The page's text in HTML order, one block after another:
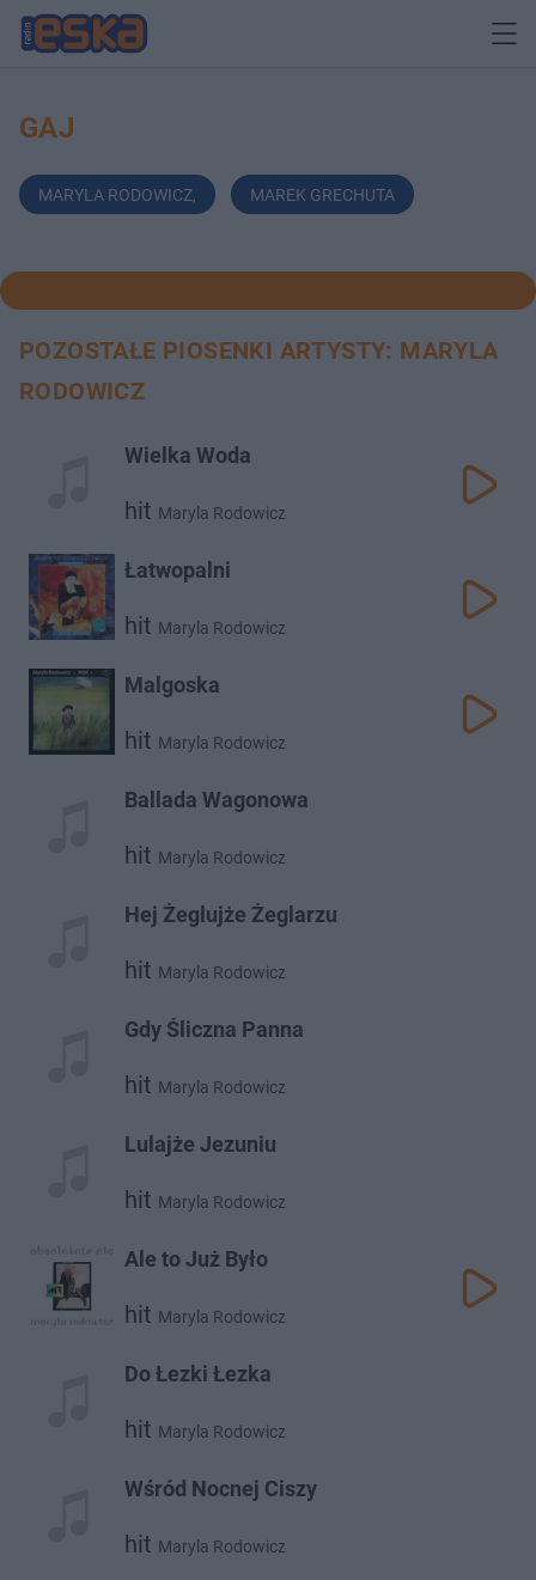
GAJ
MARYLA RODOWICZ, MAREK GRECHUTA
POZOSTAŁE PIOSENKI ARTYSTY: MARYLA
RODOWICZ
Wielka Woda
hit Maryla Rodowicz
Łatwopalni
hit Maryla Rodowicz
Malgoska
hit Maryla Rodowicz
Ballada Wagonowa
hit Maryla Rodowicz
Hej Żeglujże Żeglarzu
hit Maryla Rodowicz
Gdy Śliczna Panna
hit Maryla Rodowicz
Lulajże Jezuniu
hit Maryla Rodowicz
Ale to Już Było
hit Maryla Rodowicz
Do Łezki Łezka
hit Maryla Rodowicz
Wśród Nocnej Ciszy
hit Maryla Rodowicz